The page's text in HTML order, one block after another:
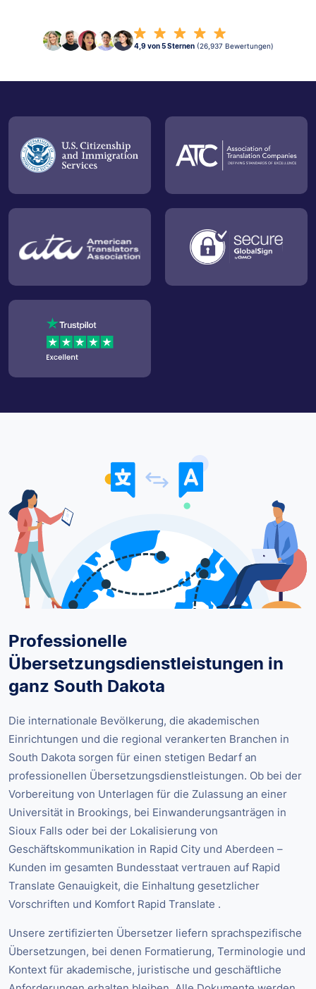
4,9 von 5 Sternen (26,937 Bewertungen)
Professionelle
Übersetzungsdienstleistungen in
ganz South Dakota
Die internationale Bevölkerung, die akademischen
Einrichtungen und die regional verankerten Branchen in
South Dakota sorgen für einen stetigen Bedarf an
professionellen Übersetzungsdienstleistungen. Ob bei der
Vorbereitung von Unterlagen für die Zulassung an einer
Universität in Brookings, bei Einwanderungsanträgen in
Sioux Falls oder bei der Lokalisierung von
Geschäftskommunikation in Rapid City und Aberdeen –
Kunden im gesamten Bundesstaat vertrauen auf Rapid
Translate Genauigkeit, die Einhaltung gesetzlicher
Vorschriften und Komfort Rapid Translate .
Unsere zertifizierten Übersetzer liefern sprachspezifische
Übersetzungen, bei denen Formatierung, Terminologie und
Kontext für akademische, juristische und geschäftliche